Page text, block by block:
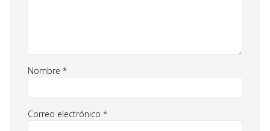
Nombre *
Correo electrónico *